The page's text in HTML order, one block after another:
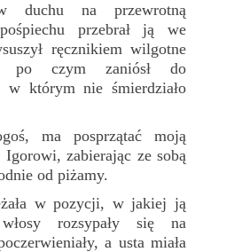
duchu na przewrotną
przebrał ją we
ręcznikiem wilgotne
po czym zaniósł do
w którym nie śmierdziało
ma posprzątać moją
Igorowi, zabierając ze sobą
od piżamy.
w pozycji, w jakiej ją
rozsypały się na
a usta miała